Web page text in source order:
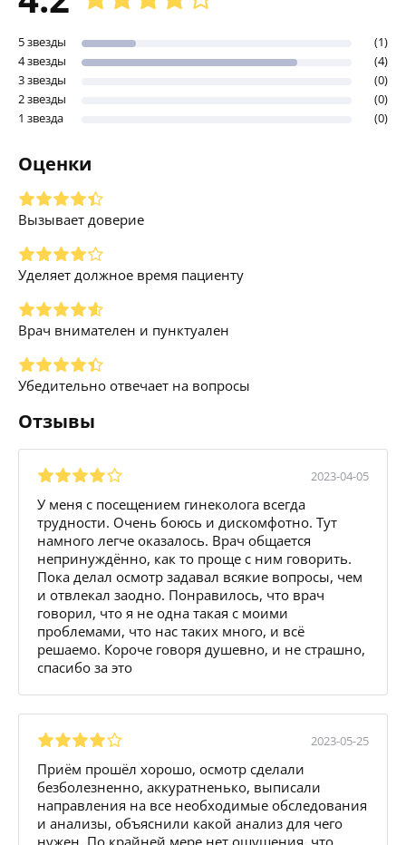
5 звезды
(1)
4 звезды
(4)
3 звезды
(0)
2 звезды
(0)
1 звезда
(0)
Оценки
Вызывает доверие
Уделяет должное время пациенту
Врач внимателен и пунктуален
Убедительно отвечает на вопросы
Отзывы
2023-04-05
У меня с посещением гинеколога всегда
трудности. Очень боюсь и дискомфотно. Тут
намного легче оказалось. Врач общается
непринуждённо, как то проще с ним говорить.
Пока делал осмотр задавал всякие вопросы, чем
и отвлекал заодно. Понравилось, что врач
говорил, что я не одна такая с моими
проблемами, что нас таких много, и всё
решаемо. Короче говоря душевно, и не страшно,
спасибо за это
2023-05-25
Приём прошёл хорошо, осмотр сделали
безболезненно, аккуратненько, выписали
направления на все необходимые обследования
и анализы, объяснили какой анализ для чего
нужен. По крайней мере нет ощущения, что